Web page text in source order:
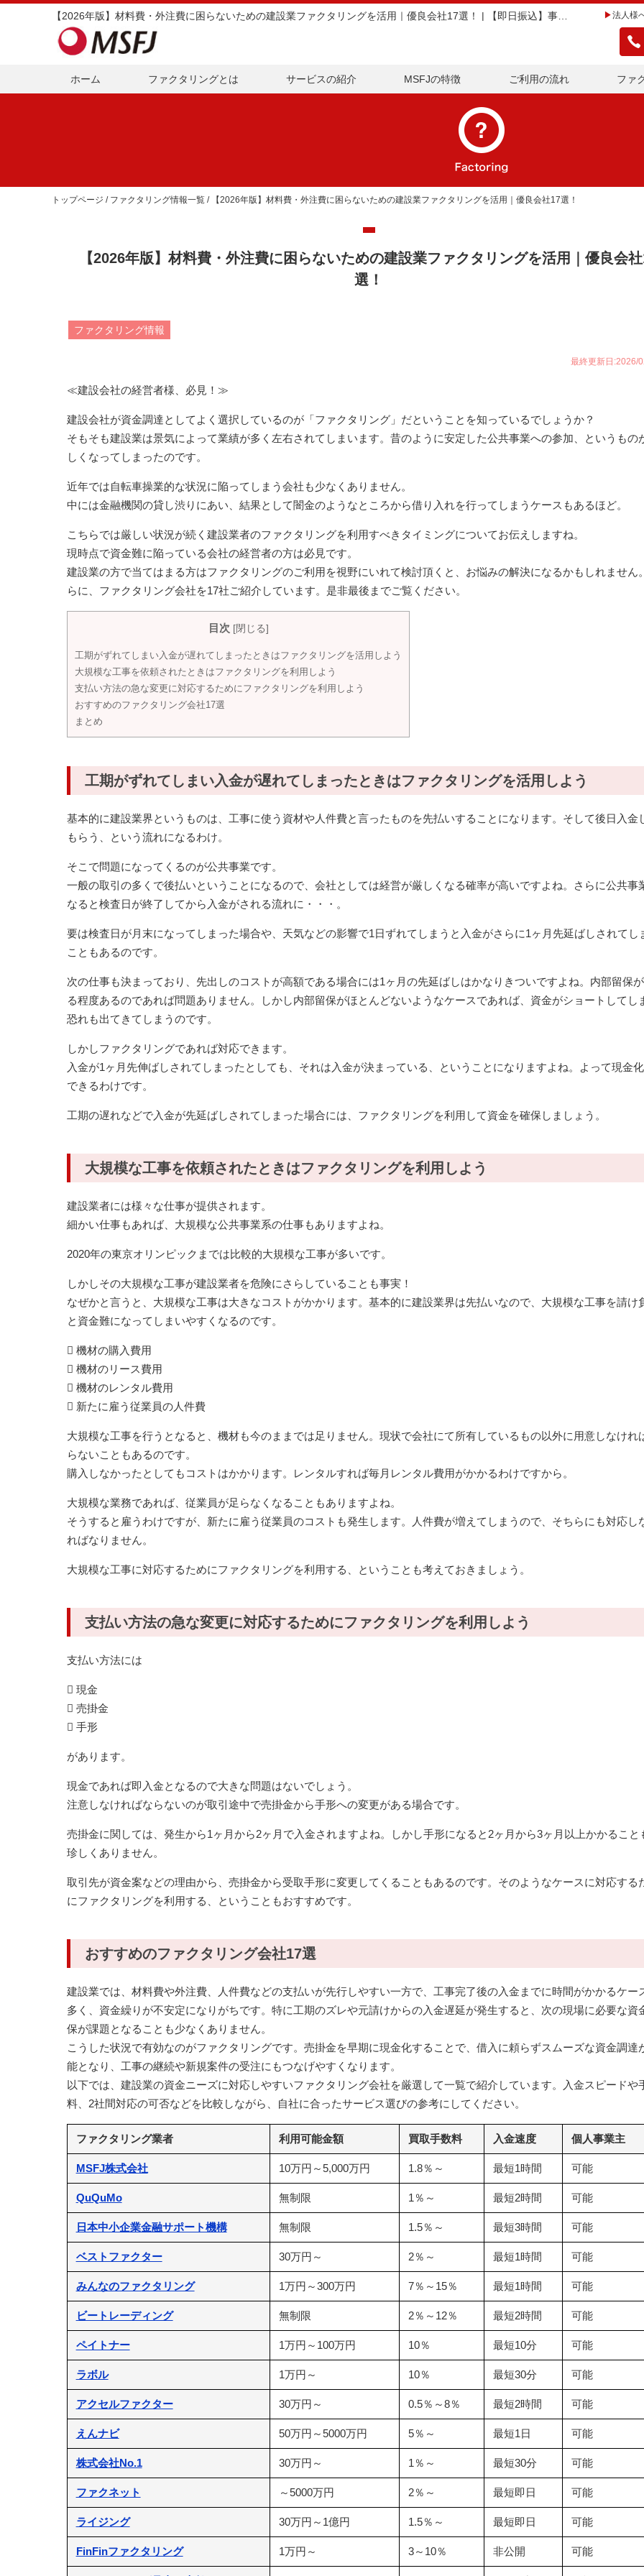
法人様
ホーム ファクタリングとは サービスの紹介 MSFJの特徴 ご利用の流れ ファ
トップページ / ファクタリング情報一覧 / 【2026年版】材料費・外注費に困らないための建設業ファクタリングを活用｜優良会社17選！
【2026年版】材料費・外注費に困らないための建設業ファクタリングを活用｜優良会
選！
ファクタリング情報
最終更新日:2026/
≪建設会社の経営者様、必見！≫
建設会社が資金調達としてよく選択しているのが「ファクタリング」だということを知っているでしょうか？
そもそも建設業は景気によって業績が多く左右されてしまいます。昔のように安定した公共事業への参加、というもの
しくなってしまったのです。
近年では自転車操業的な状況に陥ってしまう会社も少なくありません。
中には金融機関の貸し渋りにあい、結果として闇金のようなところから借り入れを行ってしまうケースもあるほど。
こちらでは厳しい状況が続く建設業者のファクタリングを利用すべきタイミングについてお伝えしますね。
現時点で資金難に陥っている会社の経営者の方は必見です。
建設業の方で当てはまる方はファクタリングのご利用を視野にいれて検討頂くと、お悩みの解決になるかもしれません
らに、ファクタリング会社を17社ご紹介しています。是非最後までご覧ください。
目次 [閉じる]
工期がずれてしまい入金が遅れてしまったときはファクタリングを活用しよう
大規模な工事を依頼されたときはファクタリングを利用しよう
支払い方法の急な変更に対応するためにファクタリングを利用しよう
おすすめのファクタリング会社17選
まとめ
工期がずれてしまい入金が遅れてしまったときはファクタリングを活用しよう
基本的に建設業界というものは、工事に使う資材や人件費と言ったものを先払いすることになります。そして後日入金
もらう、という流れになるわけ。
そこで問題になってくるのが公共事業です。
一般の取引の多くで後払いということになるので、会社としては経営が厳しくなる確率が高いですよね。さらに公共事
なると検査日が終了してから入金がされる流れに・・・。
要は検査日が月末になってしまった場合や、天気などの影響で1日ずれてしまうと入金がさらに1ヶ月先延ばしされてし
こともあるのです。
次の仕事も決まっており、先出しのコストが高額である場合には1ヶ月の先延ばしはかなりきついですよね。内部留保
る程度あるのであれば問題ありません。しかし内部留保がほとんどないようなケースであれば、資金がショートしてし
恐れも出てきてしまうのです。
しかしファクタリングであれば対応できます。
入金が1ヶ月先伸ばしされてしまったとしても、それは入金が決まっている、ということになりますよね。よって現金
できるわけです。
工期の遅れなどで入金が先延ばしされてしまった場合には、ファクタリングを利用して資金を確保しましょう。
大規模な工事を依頼されたときはファクタリングを利用しよう
建設業者には様々な仕事が提供されます。
細かい仕事もあれば、大規模な公共事業系の仕事もありますよね。
2020年の東京オリンピックまでは比較的大規模な工事が多いです。
しかしその大規模な工事が建設業者を危険にさらしていることも事実！
なぜかと言うと、大規模な工事は大きなコストがかかります。基本的に建設業界は先払いなので、大規模な工事を請け
と資金難になってしまいやすくなるのです。
 機材の購入費用
 機材のリース費用
 機材のレンタル費用
 新たに雇う従業員の人件費
大規模な工事を行うとなると、機材も今のままでは足りません。現状で会社にて所有しているもの以外に用意しなけれ
らないこともあるのです。
購入しなかったとしてもコストはかかります。レンタルすれば毎月レンタル費用がかかるわけですから。
大規模な業務であれば、従業員が足らなくなることもありますよね。
そうすると雇うわけですが、新たに雇う従業員のコストも発生します。人件費が増えてしまうので、そちらにも対応し
ればなりません。
大規模な工事に対応するためにファクタリングを利用する、ということも考えておきましょう。
支払い方法の急な変更に対応するためにファクタリングを利用しよう
支払い方法には
 現金
 売掛金
 手形
があります。
現金であれば即入金となるので大きな問題はないでしょう。
注意しなければならないのが取引途中で売掛金から手形への変更がある場合です。
売掛金に関しては、発生から1ヶ月から2ヶ月で入金されますよね。しかし手形になると2ヶ月から3ヶ月以上かかること
珍しくありません。
取引先が資金案などの理由から、売掛金から受取手形に変更してくることもあるのです。そのようなケースに対応する
にファクタリングを利用する、ということもおすすめです。
おすすめのファクタリング会社17選
建設業では、材料費や外注費、人件費などの支払いが先行しやすい一方で、工事完了後の入金までに時間がかかるケー
多く、資金繰りが不安定になりがちです。特に工期のズレや元請けからの入金遅延が発生すると、次の現場に必要な資
保が課題となることも少なくありません。
こうした状況で有効なのがファクタリングです。売掛金を早期に現金化することで、借入に頼らずスムーズな資金調達
能となり、工事の継続や新規案件の受注にもつなげやすくなります。
以下では、建設業の資金ニーズに対応しやすいファクタリング会社を厳選して一覧で紹介しています。入金スピードや
料、2社間対応の可否などを比較しながら、自社に合ったサービス選びの参考にしてください。
ファクタリング業者 利用可能金額 買取手数料 入金速度 個人事業主
MSFJ株式会社 10万円～5,000万円 1.8％～ 最短1時間 可能
QuQuMo 無制限 1％～ 最短2時間 可能
日本中小企業金融サポート機構 無制限 1.5％～ 最短3時間 可能
ベストファクター 30万円～ 2％～ 最短1時間 可能
みんなのファクタリング 1万円～300万円 7％～15％ 最短1時間 可能
ビートレーディング 無制限 2％～12％ 最短2時間 可能
ペイトナー 1万円～100万円 10％ 最短10分 可能
ラボル 1万円～ 10％ 最短30分 可能
アクセルファクター 30万円～ 0.5％～8％ 最短2時間 可能
えんナビ 50万円～5000万円 5％～ 最短1日 可能
株式会社No.1 30万円～ 1％～ 最短30分 可能
ファクネット ～5000万円 2％～ 最短即日 可能
ライジング 30万円～1億円 1.5％～ 最短即日 可能
FinFinファクタリング 1万円～ 3～10％ 非公開 可能